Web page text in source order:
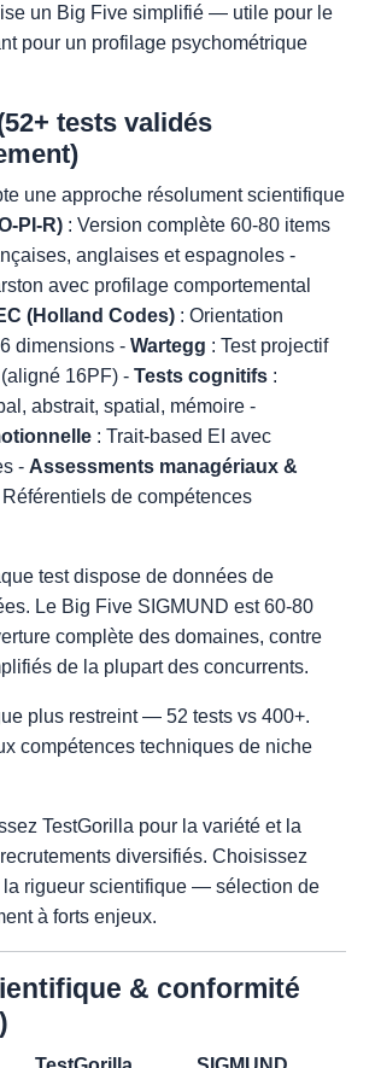
un Big Five simplifié — utile pour le
pour un profilage psychométrique
tests validés
une approche résolument scientifique
PI-R) : Version complète 60-80 items
anglaises et espagnoles -
avec profilage comportemental
(Holland Codes) : Orientation
dimensions - Wartegg : Test projectif
16PF) - Tests cognitifs :
abstrait, spatial, mémoire -
: Trait-based EI avec
- Assessments managériaux &
Référentiels de compétences
test dispose de données de
Le Big Five SIGMUND est 60-80
complète des domaines, contre
de la plupart des concurrents.
plus restreint — 52 tests vs 400+.
compétences techniques de niche
TestGorilla pour la variété et la
diversifiés. Choisissez
la rigueur scientifique — sélection de
à forts enjeux.
& conformité